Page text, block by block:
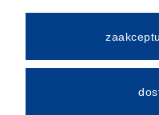
Wpłacony w całości
Numer konta